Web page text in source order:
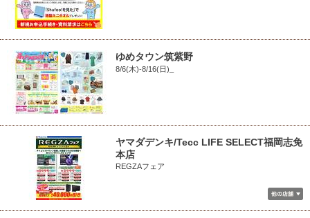
ゆめタウン筑紫野
8/6(木)-8/16(日)_
ヤマダデンキ/Tecc LIFE SELECT福岡志免
本店
REGZAフェア